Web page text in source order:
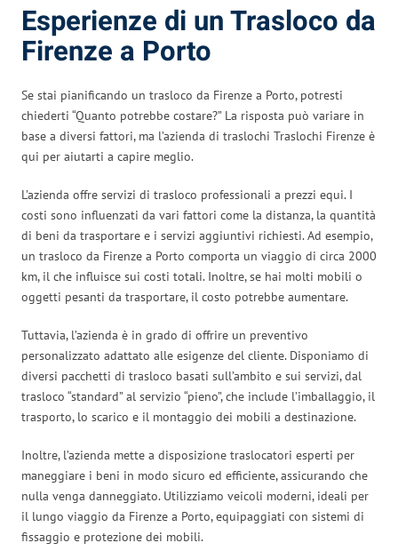
Esperienze di un Trasloco da
Firenze a Porto
Se stai pianificando un trasloco da Firenze a Porto, potresti
chiederti “Quanto potrebbe costare?” La risposta può variare in
base a diversi fattori, ma l’azienda di traslochi Traslochi Firenze è
qui per aiutarti a capire meglio.
L’azienda offre servizi di trasloco professionali a prezzi equi. I
costi sono influenzati da vari fattori come la distanza, la quantità
di beni da trasportare e i servizi aggiuntivi richiesti. Ad esempio,
un trasloco da Firenze a Porto comporta un viaggio di circa 2000
km, il che influisce sui costi totali. Inoltre, se hai molti mobili o
oggetti pesanti da trasportare, il costo potrebbe aumentare.
Tuttavia, l’azienda è in grado di offrire un preventivo
personalizzato adattato alle esigenze del cliente. Disponiamo di
diversi pacchetti di trasloco basati sull’ambito e sui servizi, dal
trasloco “standard” al servizio “pieno”, che include l’imballaggio, il
trasporto, lo scarico e il montaggio dei mobili a destinazione.
Inoltre, l’azienda mette a disposizione traslocatori esperti per
maneggiare i beni in modo sicuro ed efficiente, assicurando che
nulla venga danneggiato. Utilizziamo veicoli moderni, ideali per
il lungo viaggio da Firenze a Porto, equipaggiati con sistemi di
fissaggio e protezione dei mobili.